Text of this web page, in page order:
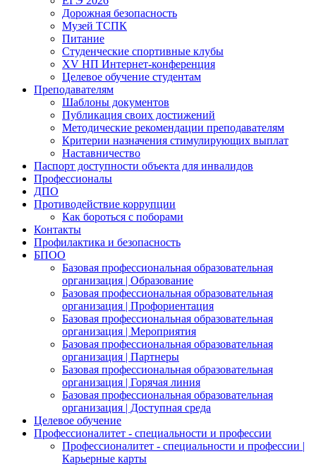
Дорожная безопасность
Музей ТСПК
Питание
Студенческие спортивные клубы
XV НП Интернет-конференция
Целевое обучение студентам
Преподавателям
Шаблоны документов
Публикация своих достижений
Методические рекомендации преподавателям
Критерии назначения стимулирующих выплат
Наставничество
Паспорт доступности объекта для инвалидов
Профессионалы
ДПО
Противодействие коррупции
Как бороться с поборами
Контакты
Профилактика и безопасность
БПОО
Базовая профессиональная образовательная
организация | Образование
Базовая профессиональная образовательная
организация | Профориентация
Базовая профессиональная образовательная
организация | Мероприятия
Базовая профессиональная образовательная
организация | Партнеры
Базовая профессиональная образовательная
организация | Горячая линия
Базовая профессиональная образовательная
организация | Доступная среда
Целевое обучение
Профессионалитет - специальности и профессии
Профессионалитет - специальности и профессии |
Карьерные карты